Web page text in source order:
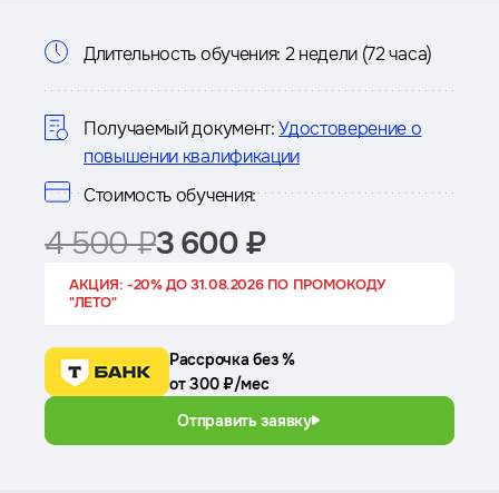
Информация
о
курсе
Длительность обучения: 2 недели (72 часа)
Получаемый документ: Удостоверение о
повышении квалификации
Стоимость обучения:
4 500 ₽3 600 ₽
АКЦИЯ: -20% ДО 31.08.2026 ПО ПРОМОКОДУ
"ЛЕТО"
Рассрочка без %
от 300 ₽/мес
Отправить заявку